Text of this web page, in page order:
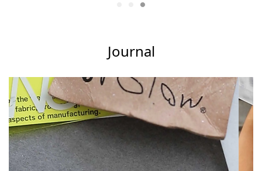
Journal